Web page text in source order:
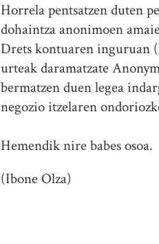
Horrela pentsatzen duten
dohaintza anonimoen
Drets kontuaren inguruan
urteak daramatzate
bermatzen duen legea
negozio itzelaren
Hemendik nire babes osoa.
(Ibone Olza)